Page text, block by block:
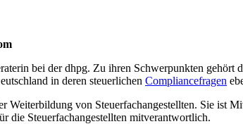
bei der dhpg. Zu ihren Schwerpunkten gehört
in deren steuerlichen Compliancefragen
Weiterbildung von Steuerfachangestellten. Sie ist
die Steuerfachangestellten mitverantwortlich.